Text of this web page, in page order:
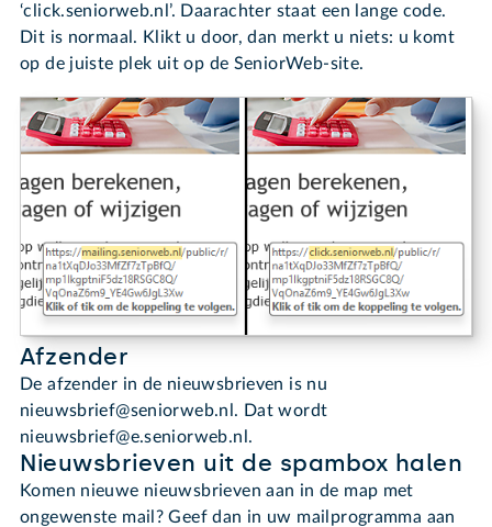
‘click.seniorweb.nl’. Daarachter staat een lange code.
Dit is normaal. Klikt u door, dan merkt u niets: u komt
op de juiste plek uit op de SeniorWeb-site.
Afzender
De afzender in de nieuwsbrieven is nu
nieuwsbrief@seniorweb.nl. Dat wordt
nieuwsbrief@e.seniorweb.nl.
Nieuwsbrieven uit de spambox halen
Komen nieuwe nieuwsbrieven aan in de map met
ongewenste mail? Geef dan in uw mailprogramma aan